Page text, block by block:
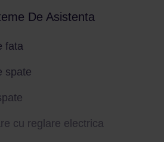
fata
spate
De Asistenta
fata
spate
cu reglare electrica